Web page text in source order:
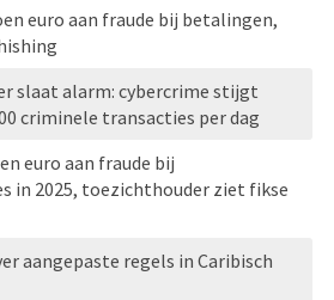
euro aan fraude bij betalingen,
slaat alarm: cybercrime stijgt
criminele transacties per dag
euro aan fraude bij
in 2025, toezichthouder ziet fikse
aangepaste regels in Caribisch